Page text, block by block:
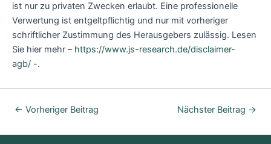
ist nur zu privaten Zwecken erlaubt. Eine professionelle
Verwertung ist entgeltpflichtig und nur mit vorheriger
schriftlicher Zustimmung des Herausgebers zulässig. Lesen
Sie hier mehr – https://www.js-research.de/disclaimer-
agb/ -.
← Vorheriger Beitrag Nächster Beitrag →